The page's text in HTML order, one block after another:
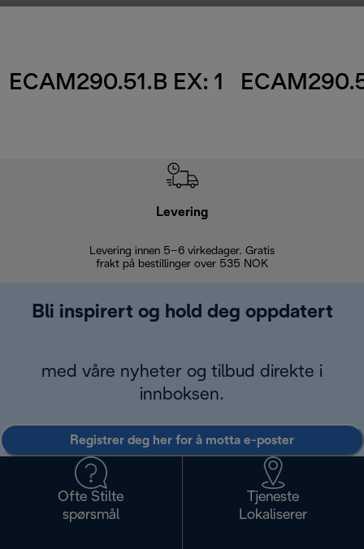
ECAM290.51.B EX: 1
Levering
Levering innen 5–6 virkedager. Gratis
frakt på bestillinger over 535 NOK
Bli inspirert og hold deg oppdatert
med våre nyheter og tilbud direkte i
innboksen.
Registrer deg her for å motta e-poster
Ofte Stilte
spørsmål
Tjeneste
Lokaliserer